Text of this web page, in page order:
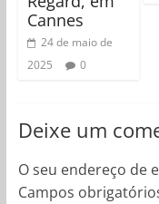
Cannes
24 de maio de
2025
0
Deixe um
O seu endereço de
Campos